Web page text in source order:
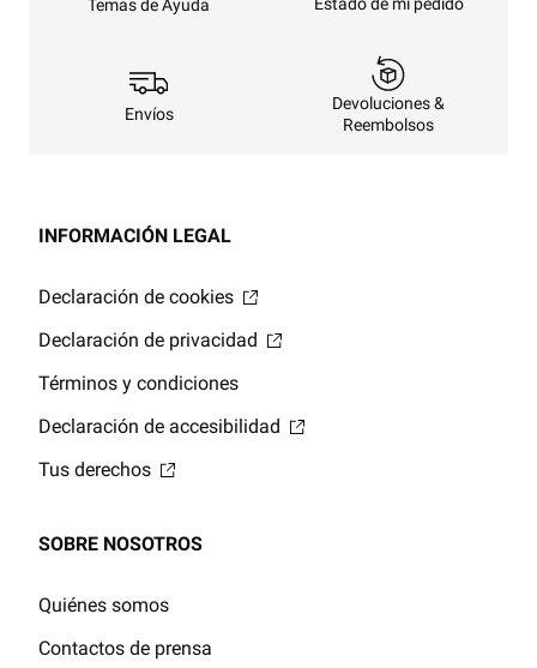
Temas de Ayuda Estado de mi pedido
Envíos
Devoluciones &
Reembolsos
INFORMACIÓN LEGAL
Declaración de cookies
Declaración de privacidad
Términos y condiciones
Declaración de accesibilidad
Tus derechos
SOBRE NOSOTROS
Quiénes somos
Contactos de prensa